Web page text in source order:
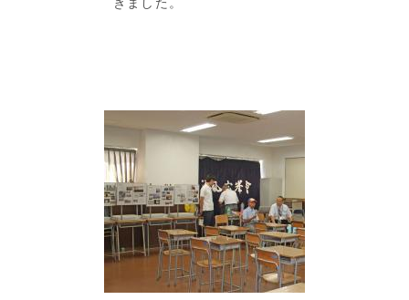
きました。